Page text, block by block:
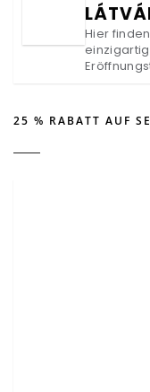
Hier
25 % RABATT AUF